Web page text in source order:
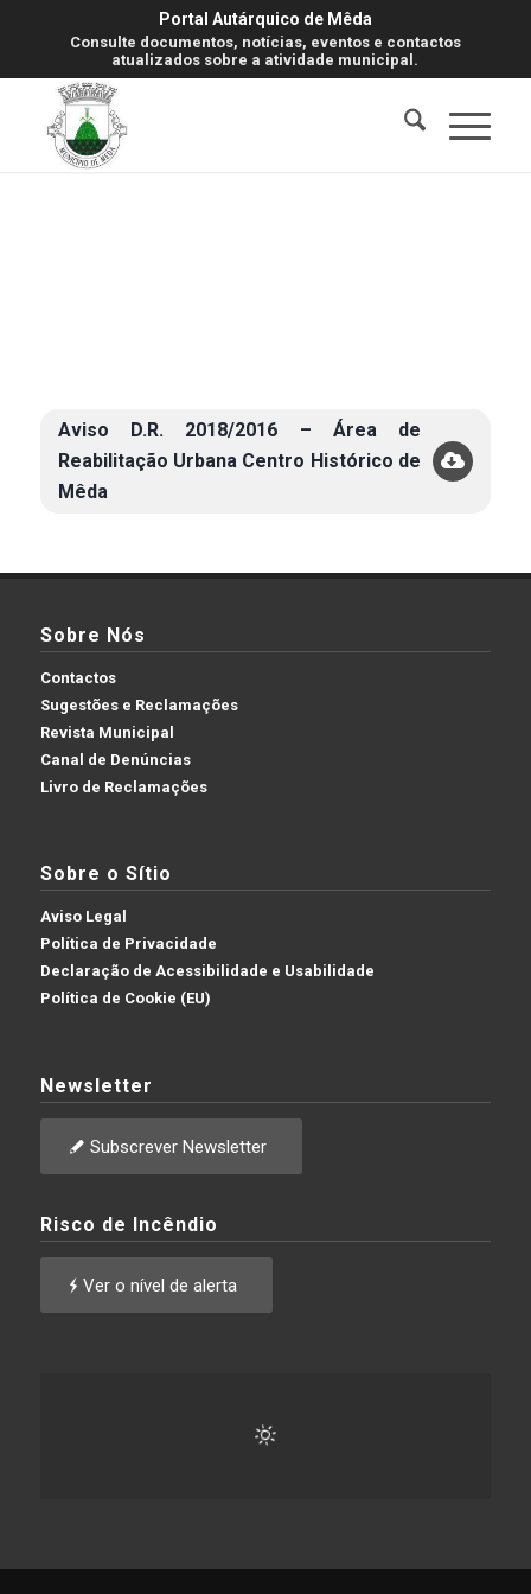
Portal Autárquico de Mêda
Consulte documentos, notícias, eventos e contactos
atualizados sobre a atividade municipal.
Aviso D.R. 2018/2016 – Área de
Reabilitação Urbana Centro Histórico de
Mêda
Sobre Nós
Contactos
Sugestões e Reclamações
Revista Municipal
Canal de Denúncias
Livro de Reclamações
Sobre o Sítio
Aviso Legal
Política de Privacidade
Declaração de Acessibilidade e Usabilidade
Política de Cookie (EU)
Newsletter
Subscrever Newsletter
Risco de Incêndio
Ver o nível de alerta